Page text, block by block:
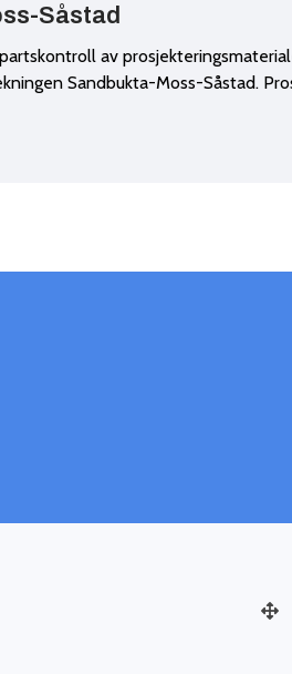
Såstad
av
Sandbukta-Moss-Såstad.